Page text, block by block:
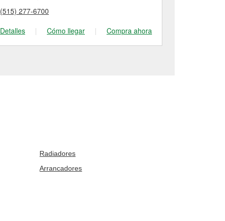
(515) 277-6700
Detalles
| Cómo llegar | Compra ahora
Radiadores
Arrancadores